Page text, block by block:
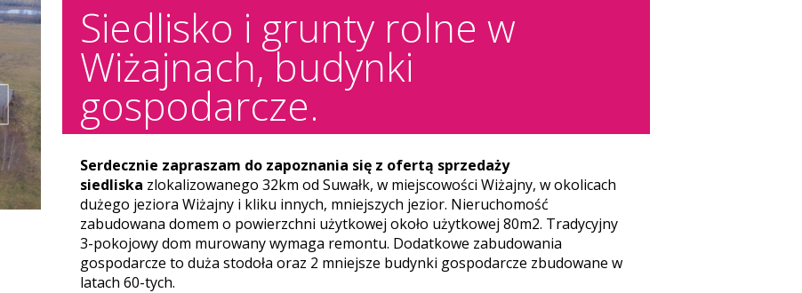
Siedlisko i grunty rolne w
Wiżajnach, budynki
gospodarcze.
Serdecznie zapraszam do zapoznania się z ofertą sprzedaży
siedliska zlokalizowanego 32km od Suwałk, w miejscowości Wiżajny, w okolicach
dużego jeziora Wiżajny i kliku innych, mniejszych jezior. Nieruchomość
zabudowana domem o powierzchni użytkowej około użytkowej 80m2. Tradycyjny
3-pokojowy dom murowany wymaga remontu. Dodatkowe zabudowania
gospodarcze to duża stodoła oraz 2 mniejsze budynki gospodarcze zbudowane w
latach 60-tych.